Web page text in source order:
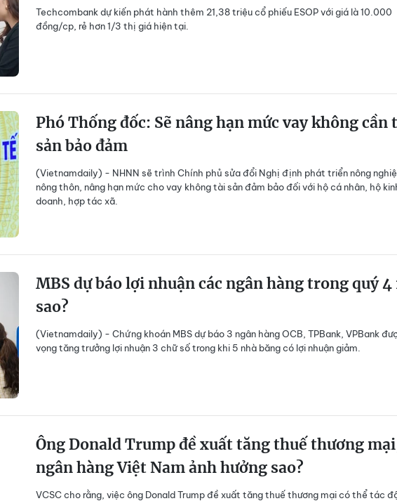
Techcombank dự kiến phát hành thêm 21,38 triệu cổ phiếu ESOP với giá là 10.000
đồng/cp, rẻ hơn 1/3 thị giá hiện tại.
Phó Thống đốc: Sẽ nâng hạn mức vay không cần
sản bảo đảm
(Vietnamdaily) - NHNN sẽ trình Chính phủ sửa đổi Nghị định phát triển nông
nông thôn, nâng hạn mức cho vay không tài sản đảm bảo đối với hộ cá nhân, hộ
doanh, hợp tác xã.
MBS dự báo lợi nhuận các ngân hàng trong quý 4
sao?
(Vietnamdaily) - Chứng khoán MBS dự báo 3 ngân hàng OCB, TPBank, VPBank
vọng tăng trưởng lợi nhuận 3 chữ số trong khi 5 nhà băng có lợi nhuận giảm.
Ông Donald Trump đề xuất tăng thuế thương
ngân hàng Việt Nam ảnh hưởng sao?
VCSC cho rằng, việc ông Donald Trump đề xuất tăng thuế thương mại có thể tác